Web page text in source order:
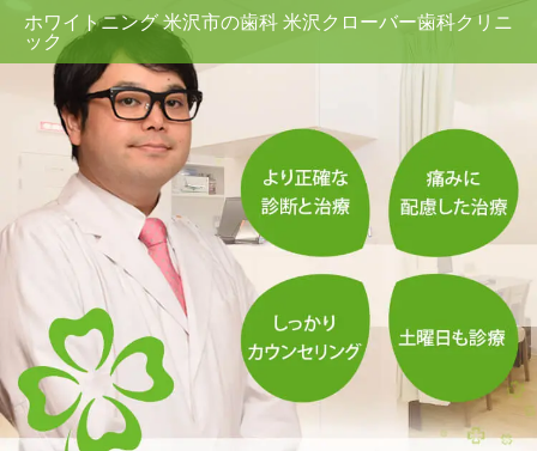
ホワイトニング 米沢市の歯科 米沢クローバー歯科クリニ
ック